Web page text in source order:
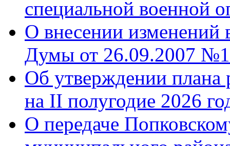
специальной военной
О внесении изменений
Думы от 26.09.2007
Об утверждении
на II полугодие 2026
О передаче